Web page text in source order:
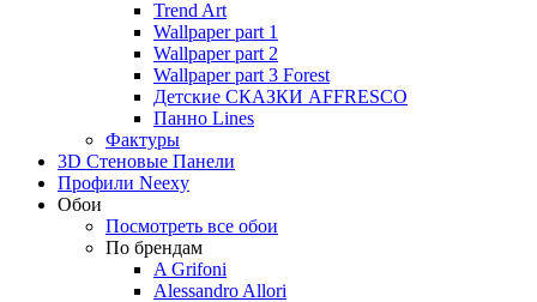
Trend Art
Wallpaper part 1
Wallpaper part 2
Wallpaper part 3 Forest
Детские СКАЗКИ AFFRESCO
Панно Lines
Фактуры
3D Стеновые Панели
Профили Neexy
Обои
Посмотреть все обои
По брендам
A Grifoni
Alessandro Allori